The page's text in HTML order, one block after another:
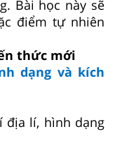
Bài học này sẽ
điểmtự nhiên
thức mới
dạng và kích
địa lí, hình dạng